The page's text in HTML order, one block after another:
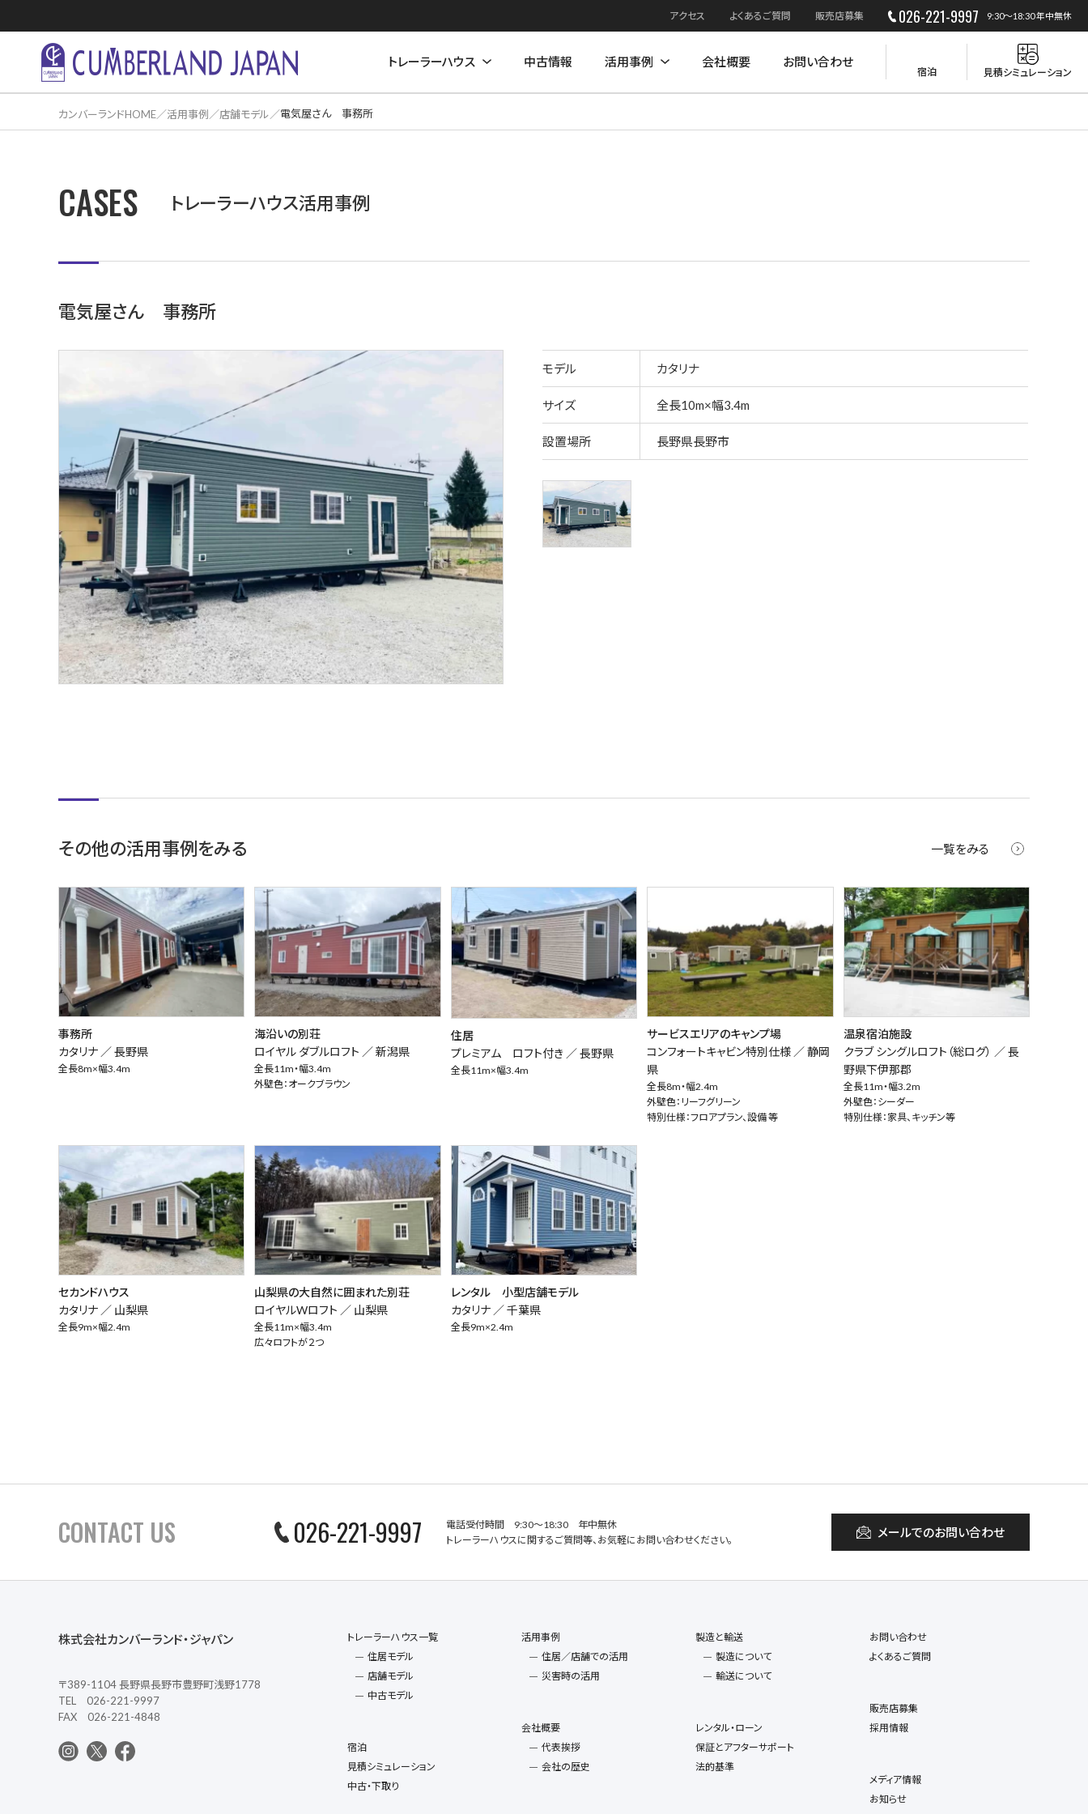
アクセス よくあるご質問 販売店募集 026-221-9997 9:30～18:30 年中無休
トレーラーハウス 中古情報 活用事例 会社概要 お問い合わせ
宿泊 見積シミュレーション
カンバーランドHOME 活用事例 店舗モデル 電気屋さん 事務所
CASES トレーラーハウス活用事例
電気屋さん 事務所
モデル カタリナ
サイズ 全長10m×幅3.4m
設置場所 長野県長野市
その他の活用事例をみる 一覧をみる
事務所
カタリナ ／長野県
全長8m×幅3.4m
海沿いの別荘
ロイヤル ダブルロフト ／新潟県
全長11m・幅3.4m
外壁色：オークブラウン
住居
プレミアム ロフト付き ／長野県
全長11m×幅3.4m
サービスエリアのキャンプ場
コンフォートキャビン特別仕様 ／静岡
県
全長8m・幅2.4m
外壁色：リーフグリーン
特別仕様：フロアプラン、設備 等
温泉宿泊施設
クラブ シングルロフト（総ログ） ／長
野県下伊那郡
全長11m・幅3.2m
外壁色：シーダー
特別仕様：家具、キッチン等
セカンドハウス
カタリナ ／ 山梨県
全長9m×幅2.4m
山梨県の大自然に囲まれた別荘
ロイヤルWロフト ／ 山梨県
全長11m×幅3.4m
広々ロフトが２つ
レンタル 小型店舗モデル
カタリナ ／千葉県
全長9m×2.4m
CONTACT US 026-221-9997
電話受付時間 9:30～18:30 年中無休
トレーラーハウスに関するご質問等、お気軽にお問い合わせください。
メールでのお問い合わせ
株式会社カンバーランド・ジャパン
〒389-1104 長野県長野市豊野町浅野1778
TEL 026-221-9997
FAX 026-221-4848
トレーラーハウス一覧
住居モデル
店舗モデル
中古モデル
宿泊
見積シミュレーション
中古・下取り
活用事例
住居／店舗での活用
災害時の活用
会社概要
代表挨拶
会社の歴史
製造と輸送
製造について
輸送について
レンタル・ローン
保証とアフターサポート
法的基準
お問い合わせ
よくあるご質問
販売店募集
採用情報
メディア情報
お知らせ